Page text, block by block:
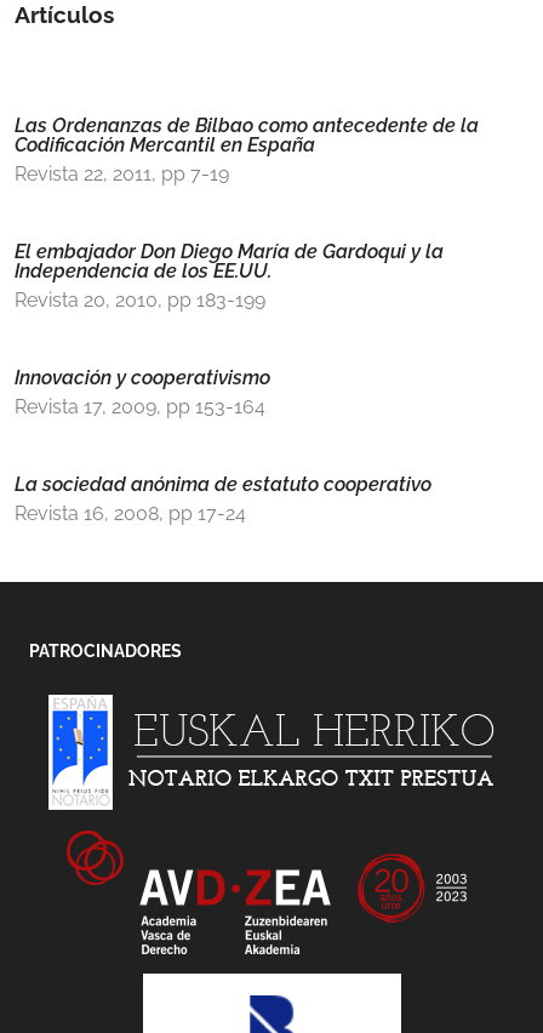
Artículos
Las Ordenanzas de Bilbao como antecedente de la
Codificación Mercantil en España
Revista 22, 2011, pp 7-19
El embajador Don Diego María de Gardoqui y la
Independencia de los EE.UU.
Revista 20, 2010, pp 183-199
Innovación y cooperativismo
Revista 17, 2009, pp 153-164
La sociedad anónima de estatuto cooperativo
Revista 16, 2008, pp 17-24
PATROCINADORES